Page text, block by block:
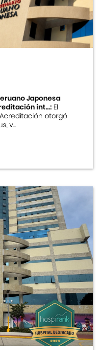
Japonés
Japonesa
Japonesa
int...:El
otorgó
v...